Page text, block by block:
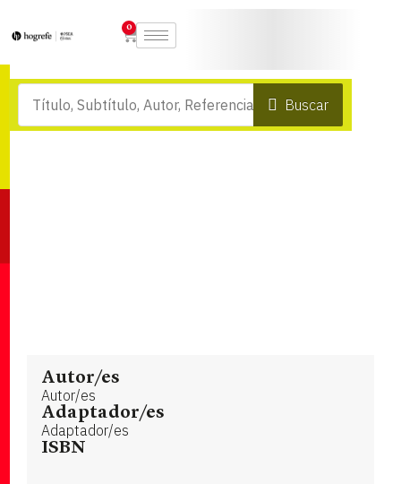
0
Buscar
Autor/es
Autor/es
Adaptador/es
Adaptador/es
ISBN